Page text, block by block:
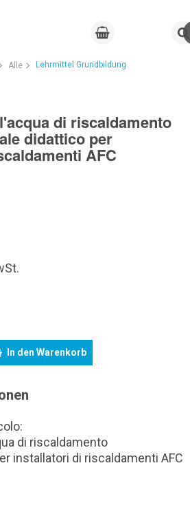
Alle Lehrmittel Grundbildung
di riscaldamento
didattico per
AFC
In den Warenkorb
di riscaldamento
installatori di riscaldamenti AFC